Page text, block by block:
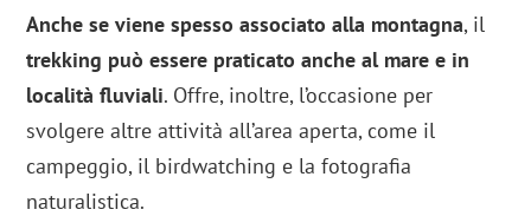
Anche se viene spesso associato alla montagna, il
trekking può essere praticato anche al mare e in
località fluviali. Offre, inoltre, l’occasione per
svolgere altre attività all’area aperta, come il
campeggio, il birdwatching e la fotografia
naturalistica.